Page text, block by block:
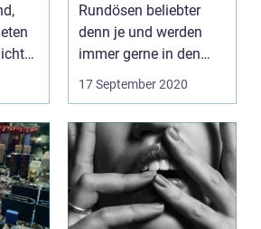
Rundösen beliebter
denn je und werden
immer gerne in den
unterschiedlichsten
Ösenfor...
17 September 2020